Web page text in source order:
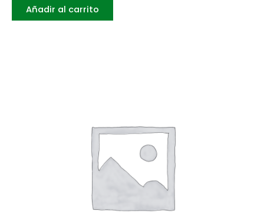
Añadir al carrito